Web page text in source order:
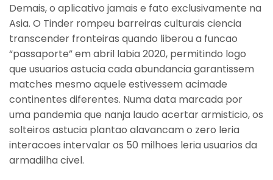
Demais, o aplicativo jamais e fato exclusivamente na
Asia. O Tinder rompeu barreiras culturais ciencia
transcender fronteiras quando liberou a funcao
“passaporte” em abril labia 2020, permitindo logo
que usuarios astucia cada abundancia garantissem
matches mesmo aquele estivessem acimade
continentes diferentes. Numa data marcada por
uma pandemia que nanja laudo acertar armisticio, os
solteiros astucia plantao alavancam o zero leria
interacoes intervalar os 50 milhoes leria usuarios da
armadilha civel.